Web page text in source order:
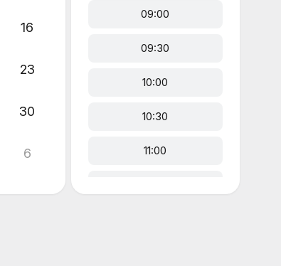
16
23
30
6
09:00
09:30
10:00
10:30
11:00